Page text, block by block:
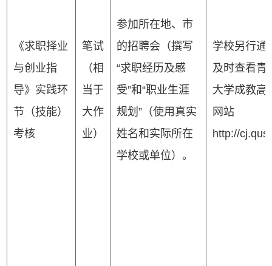
《求职择业
与创业指
导》实践环
节（技能）
考核
笔试
（相
当于
大作
业）
参加所在地、市
的招聘会（撰写
“求职经历及感
受”和“职业生涯
规划”（使用真实
姓名和实际所在
学校或单位）。
学校另行通
及时查看青
大学成教高
网站
http://